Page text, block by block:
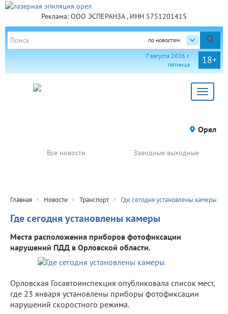
Реклама: ООО ЭСПЕРАНЗА , ИНН 5751201415
по новостям
18+
7 августа 2026 г.
пятница
Toggle
Орел
Все новости Заводные выходные
Главная Новости Транспорт Где сегодня установлены камеры
Где сегодня установлены камеры
Места расположения приборов фотофиксации
нарушений ПДД в Орловской области.
Орловская Госавтоинспекция опубликовала список мест,
где 23 января установлены приборы фотофиксации
нарушений скоростного режима.